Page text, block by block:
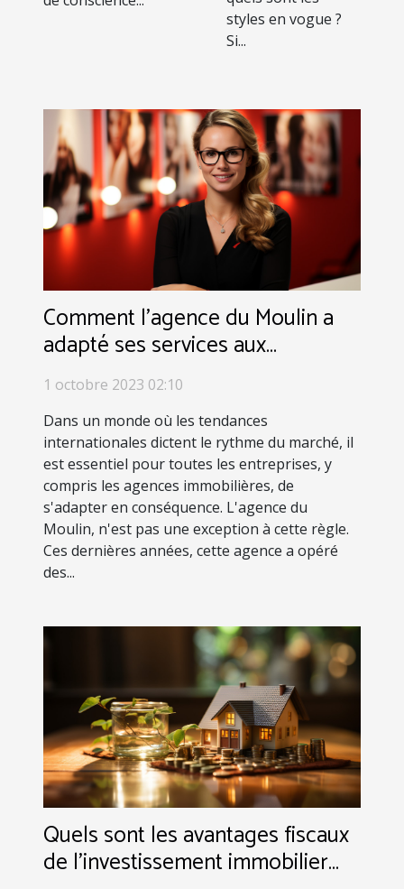
styles en vogue ?
Si...
Comment l'agence du Moulin a
adapté ses services aux
tendances internationales
1 octobre 2023 02:10
Dans un monde où les tendances
internationales dictent le rythme du marché, il
est essentiel pour toutes les entreprises, y
compris les agences immobilières, de
s'adapter en conséquence. L'agence du
Moulin, n'est pas une exception à cette règle.
Ces dernières années, cette agence a opéré
des...
Quels sont les avantages fiscaux
de l’investissement immobilier